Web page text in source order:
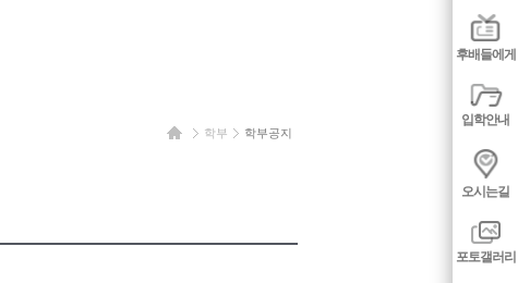
홈 학부 학부공지
후배들에게
입학안내
오시는길
포토갤러리